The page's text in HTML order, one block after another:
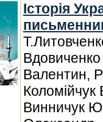
Історія
Валентин,
Винничук